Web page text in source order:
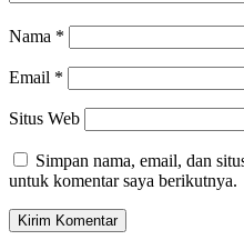
Nama *
Email *
Situs Web
Simpan nama, email, dan
untuk komentar saya berikutnya.